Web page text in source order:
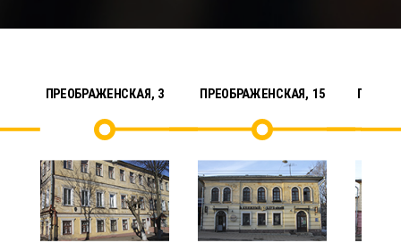
ПРЕОБРАЖЕНСКАЯ, 3 ПРЕОБРАЖЕНСКАЯ, 15